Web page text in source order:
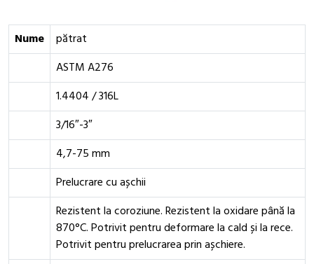
Nume
pătrat
ASTM A276
1.4404 / 316L
3/16″-3″
4,7-75 mm
Prelucrare cu așchii
Rezistent la coroziune. Rezistent la oxidare până la
870°C. Potrivit pentru deformare la cald și la rece.
Potrivit pentru prelucrarea prin așchiere.